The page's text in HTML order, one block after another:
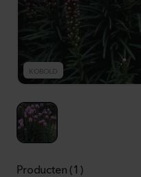
KOBOLD
Producten (1)